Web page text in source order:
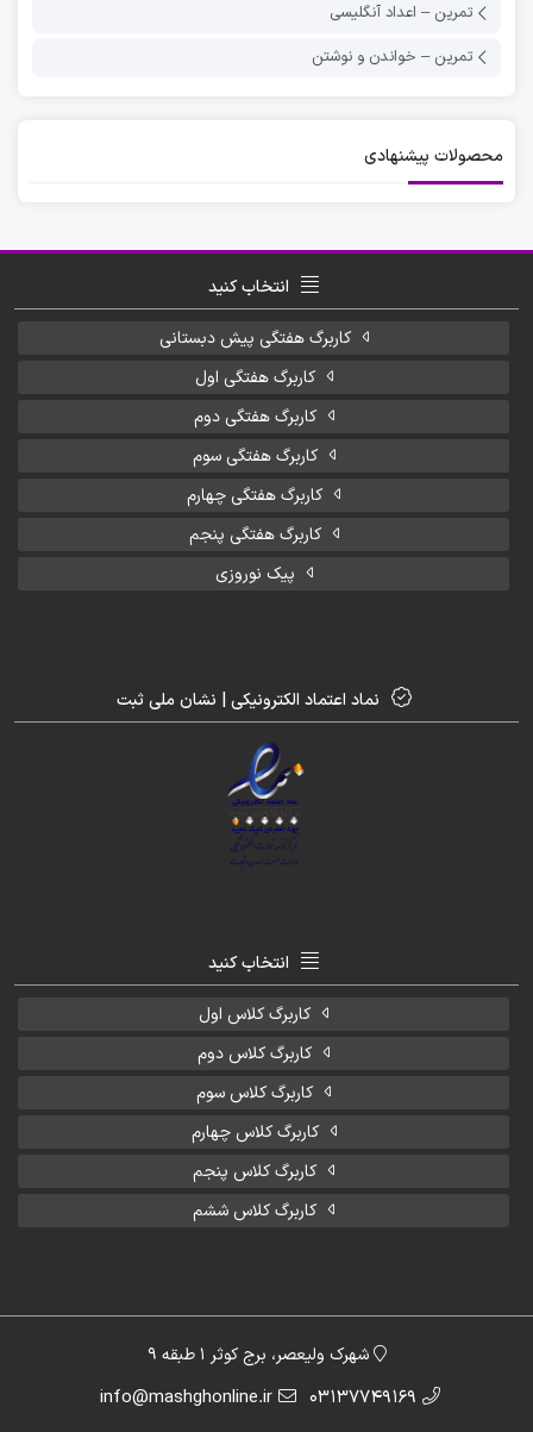
تمرین – اعداد آنگلیسی
تمرین – خواندن و نوشتن
محصولات پیشنهادی
انتخاب کنید
کاربرگ هفتگی پیش دبستانی
کاربرگ هفتگی اول
کاربرگ هفتگی دوم
کاربرگ هفتگی سوم
کاربرگ هفتگی چهارم
کاربرگ هفتگی پنجم
پیک نوروزی
نماد اعتماد الکترونیکی | نشان ملی ثبت
انتخاب کنید
کاربرگ کلاس اول
کاربرگ کلاس دوم
کاربرگ کلاس سوم
کاربرگ کلاس چهارم
کاربرگ کلاس پنجم
کاربرگ کلاس ششم
شهرک ولیعصر، برج کوثر 1 طبقه 9
03137749169
info@mashghonline.ir